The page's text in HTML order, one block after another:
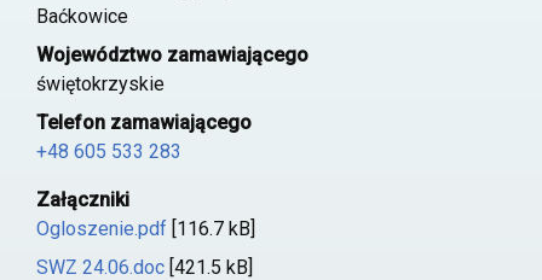
Baćkowice
Województwo zamawiającego
świętokrzyskie
Telefon zamawiającego
+48 605 533 283
Załączniki
Ogloszenie.pdf [116.7 kB]
SWZ 24.06.doc [421.5 kB]